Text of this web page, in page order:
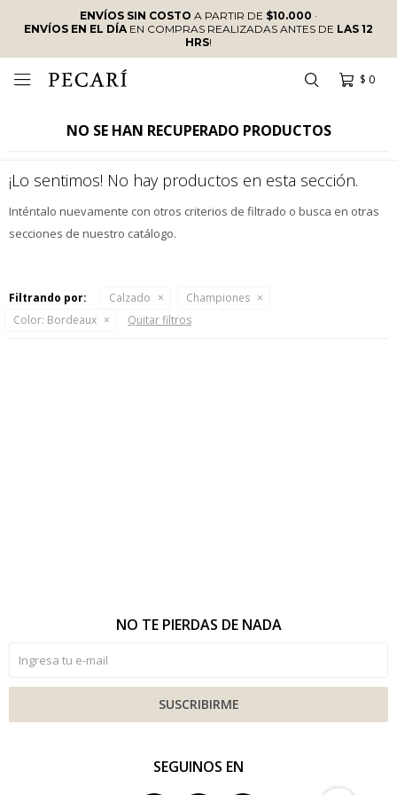
ENVÍOS SIN COSTO A PARTIR DE $10.000 ·
ENVÍOS EN EL DÍAEN COMPRAS REALIZADAS ANTES DE LAS 12
HRS!
$ 0

NO SE HAN RECUPERADO PRODUCTOS
¡Lo sentimos! No hay productos en esta sección.
Inténtalo nuevamente con otros criterios de filtrado o busca en otras
secciones de nuestro catálogo.
Filtrando por: Calzado
Championes
Color: Bordeaux Quitar filtros
SEGUINOS EN
NO TE PIERDAS DE NADA
SUSCRIBIRME